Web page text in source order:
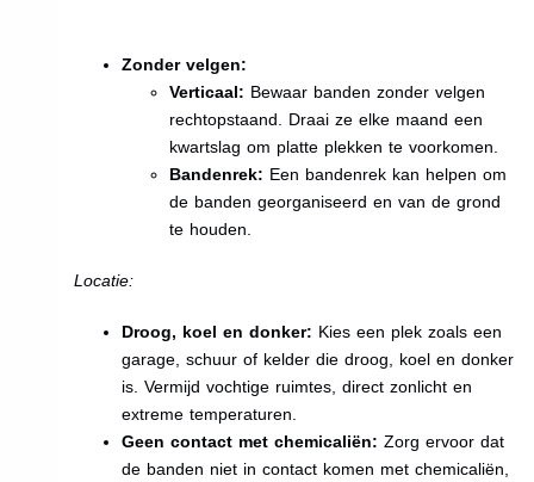
Zonder velgen:
Verticaal: Bewaar banden zonder velgen
rechtopstaand. Draai ze elke maand een
kwartslag om platte plekken te voorkomen.
Bandenrek: Een bandenrek kan helpen om
de banden georganiseerd en van de grond
te houden.
Locatie:
Droog, koel en donker: Kies een plek zoals een
garage, schuur of kelder die droog, koel en donker
is. Vermijd vochtige ruimtes, direct zonlicht en
extreme temperaturen.
Geen contact met chemicaliën: Zorg ervoor dat
de banden niet in contact komen met chemicaliën,